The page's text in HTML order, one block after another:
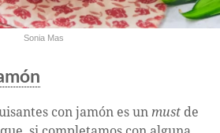
Sonia Mas
con jamón es un must de